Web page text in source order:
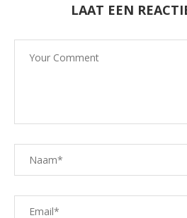
LAAT EEN